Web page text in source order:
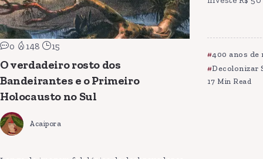
0 148 15
O verdadeiro rosto dos
Bandeirantes e o Primeiro
Holocausto no Sul
Acaipora
400 anos
Decolonizar
17 Min Read